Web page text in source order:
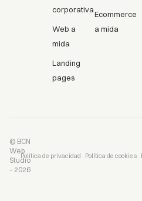
corporativa
Web a
mida
Landing
pages
Ecommerce
a mida
© BCN
Web
Studio
– 2026
Política de privacidad · Política de cookies·